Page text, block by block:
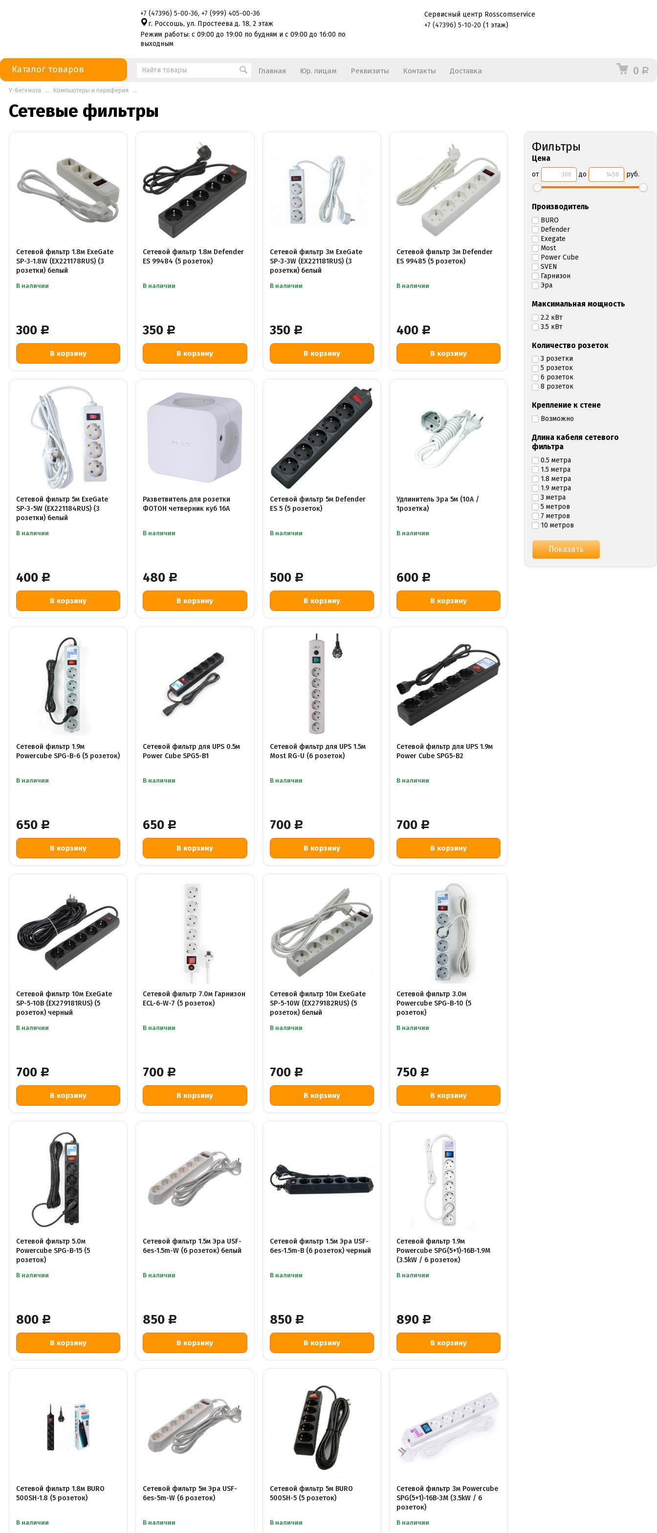
+7 (47396) 5-00-36, +7 (999) 405-00-36
г. Россошь, ул. Простеева д. 18, 2 этаж
Режим работы: с 09:00 до 19:00 по будням и с 09:00 до 16:00 по
выходным
Сервисный центр Rosscomservice
+7(47396) 5-10-20 (1 этаж)
0 Р
Каталог товаров Главная Юр. лицам Реквизиты Контакты Доставка
У-Бегемота → Компьютеры и периферия →
Сетевые фильтры
Фильтры
Цена
от до руб.
Производитель
BURO
Defender
Exegate
Most
Power Cube
SVEN
Гарнизон
Эра
Максимальная мощность
2.2 кВт
3.5 кВт
Количество розеток
3 розетки
5 розеток
6 розеток
8 розеток
Крепление к стене
Возможно
Длина кабеля сетевого
фильтра
0.5 метра
1.5 метра
1.8 метра
1.9 метра
3 метра
5 метров
7 метров
10 метров
300 Р
Сетевой фильтр 1.8м ExeGate
SP-3-1.8W (EX221178RUS) (3
розетки) белый
В наличии
350 Р
Сетевой фильтр 1.8м Defender
ES 99484 (5 розеток)
В наличии
350 Р
Сетевой фильтр 3м ExeGate
SP-3-3W (EX221181RUS) (3
розетки) белый
В наличии
400 Р
Сетевой фильтр 3м Defender
ES 99485 (5 розеток)
В наличии
400 Р
Сетевой фильтр 5м ExeGate
SP-3-5W (EX221184RUS) (3
розетки) белый
В наличии
480 Р
Разветвитель для розетки
ФОТОН четверник куб 16А
В наличии
500 Р
Сетевой фильтр 5м Defender
ES 5 (5 розеток)
В наличии
600 Р
Удлинитель Эра 5м (10А /
1розетка)
В наличии
650 Р
Сетевой фильтр 1.9м
Powercube SPG-B-6 (5 розеток)
В наличии
650 Р
Сетевой фильтр для UPS 0.5м
Power Cube SPG5-В1
В наличии
700 Р
Cетевой фильтр для UPS 1.5м
Most RG-U (6 розеток)
В наличии
700 Р
Сетевой фильтр для UPS 1.9м
Power Cube SPG5-B2
В наличии
700 Р
Сетевой фильтр 10м ExeGate
SP-5-10B (EX279181RUS) (5
розеток) черный
В наличии
700 Р
Сетевой фильтр 7.0м Гарнизон
ECL-6-W-7 (5 розеток)
В наличии
700 Р
Сетевой фильтр 10м ExeGate
SP-5-10W (EX279182RUS) (5
розеток) белый
В наличии
750 Р
Сетевой фильтр 3.0м
Powercube SPG-B-10 (5
розеток)
В наличии
800 Р
Сетевой фильтр 5.0м
Powercube SPG-B-15 (5
розеток)
В наличии
850 Р
Сетевой фильтр 1.5м Эра USF-
6es-1.5m-W (6 розеток) белый
В наличии
850 Р
Сетевой фильтр 1.5м Эра USF-
6es-1.5m-B (6 розеток) черный
В наличии
890 Р
Сетевой фильтр 1.9м
Powercube SPG(5+1)-16B-1.9М
(3.5kW / 6 розеток)
В наличии
Сетевой фильтр 1.8м BURO
500SH-1.8 (5 розеток)
В наличии
Сетевой фильтр 5м Эра USF-
6es-5m-W (6 розеток)
В наличии
Сетевой фильтр 5м BURO
500SH-5 (5 розеток)
В наличии
Сетевой фильтр 3м Powercube
SPG(5+1)-16B-3М (3.5kW / 6
розеток)
В наличии